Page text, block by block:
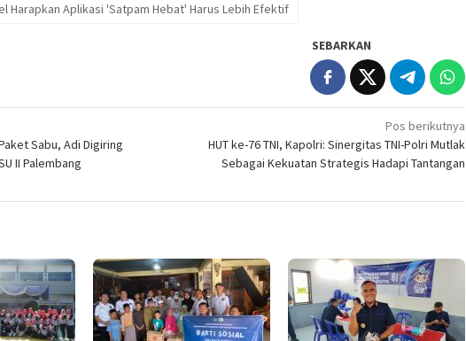
Harapkan Aplikasi 'Satpam Hebat' Harus Lebih Efektif
SEBARKAN
Sabu, Adi Digiring
II Palembang
Pos berikutnya
HUT ke-76 TNI, Kapolri: Sinergitas TNI-Polri Mutlak
Sebagai Kekuatan Strategis Hadapi Tantangan